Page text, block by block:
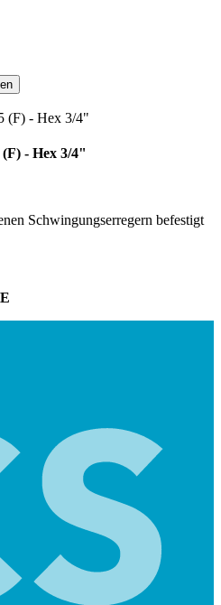
- Hex 3/4"
Schwingungserregern befestigt